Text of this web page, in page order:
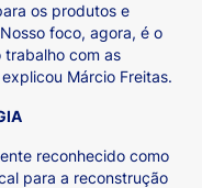
os produtos e
foco, agora, é o
trabalho com as
Márcio Freitas.
reconhecido como
para a reconstrução